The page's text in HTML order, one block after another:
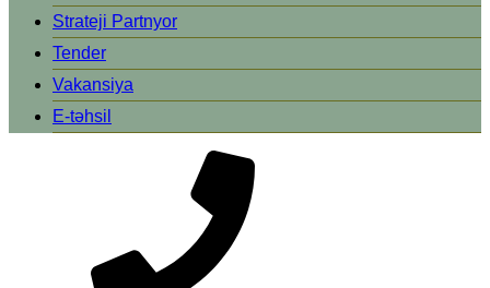
Strateji Partnyor
Tender
Vakansiya
E-təhsil